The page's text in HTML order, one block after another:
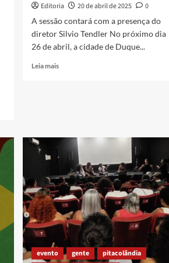
Editoria 20 de abril de 2025
0
A sessão contará com a presença do
diretor Silvio Tendler No próximo dia
26 de abril, a cidade de Duque...
Leia maisRead
exibição
gratuita
em
Caxias
evento gente pitacolândia